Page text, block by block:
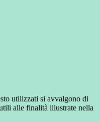
utilizzati si avvalgono di
alle finalità illustrate nella